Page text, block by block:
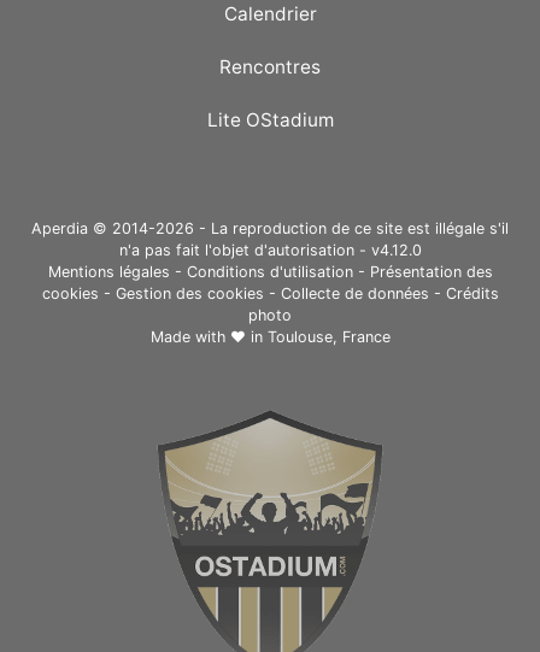
Calendrier
Rencontres
Lite OStadium
Aperdia © 2014-2026 - La reproduction de ce site est illégale s'il
n'a pas fait l'objet d'autorisation - v4.12.0
Mentions légales - Conditions d'utilisation- Présentation des
cookies - Gestion des cookies - Collecte de données - Crédits
photo
Made with ❤ in Toulouse, France